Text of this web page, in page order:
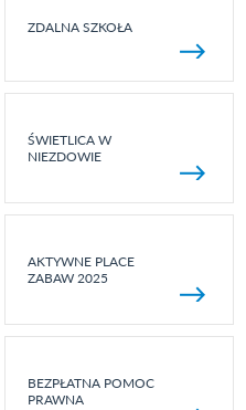
ZDALNA SZKOŁA
ŚWIETLICA W
NIEZDOWIE
AKTYWNE PLACE
ZABAW 2025
BEZPŁATNA POMOC
PRAWNA